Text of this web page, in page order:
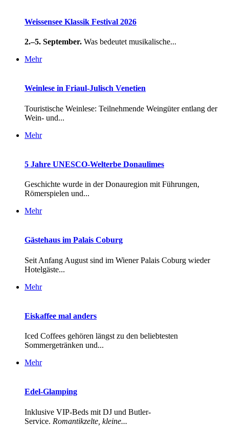
Weissensee Klassik Festival 2026
2.–5. September. Was bedeutet musikalische...
Mehr
Weinlese in Friaul-Julisch Venetien
Touristische Weinlese: Teilnehmende Weingüter entlang der
Wein- und...
Mehr
5 Jahre UNESCO-Welterbe Donaulimes
Geschichte wurde in der Donauregion mit Führungen,
Römerspielen und...
Mehr
Gästehaus im Palais Coburg
Seit Anfang August sind im Wiener Palais Coburg wieder
Hotelgäste...
Mehr
Eiskaffee mal anders
Iced Coffees gehören längst zu den beliebtesten
Sommergetränken und...
Mehr
Edel-Glamping
Inklusive VIP-Beds mit DJ und Butler-
Service. Romantikzelte, kleine...